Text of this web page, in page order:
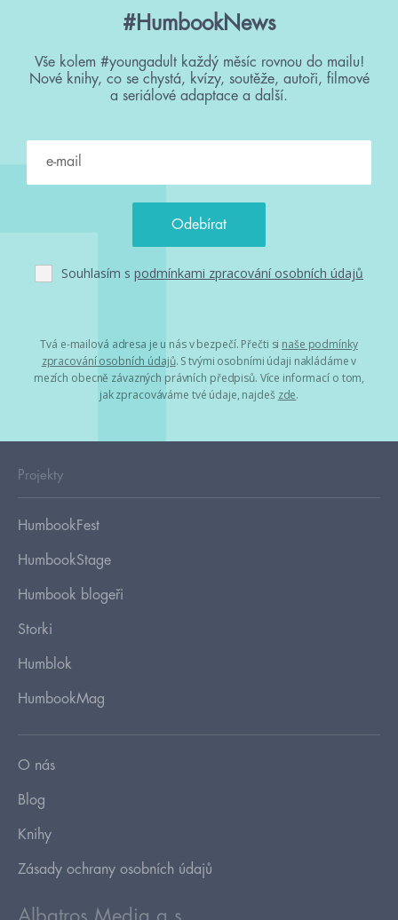
#HumbookNews
Vše kolem #youngadult každý měsíc rovnou do mailu!
Nové knihy, co se chystá, kvízy, soutěže, autoři, filmové
a seriálové adaptace a další.
Souhlasím s podmínkami zpracování osobních údajů
Tvá e-mailová adresa je u nás v bezpečí. Přečti si naše podmínky
zpracování osobních údajů. S tvými osobními údaji nakládáme v
mezích obecně závazných právních předpisů. Více informací o tom,
jak zpracováváme tvé údaje, najdeš zde.
Projekty
HumbookFest
HumbookStage
Humbook blogeři
Storki
Humblok
HumbookMag
O nás
Blog
Knihy
Zásady ochrany osobních údajů